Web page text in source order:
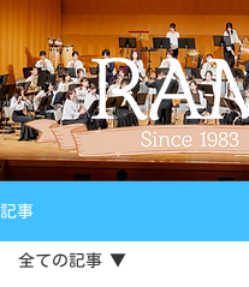
記事
全ての記事